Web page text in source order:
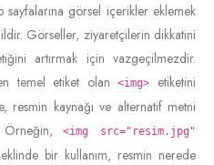
görsel içerikler eklemek
Görseller, ziyaretçilerin dikkatini
artırmak için vazgeçilmezdir.
temel etiket olan<img>
etiketini
resmin kaynağı ve alternatif metni
<img src="resim.jpg"
bir kullanım, resmin nerede